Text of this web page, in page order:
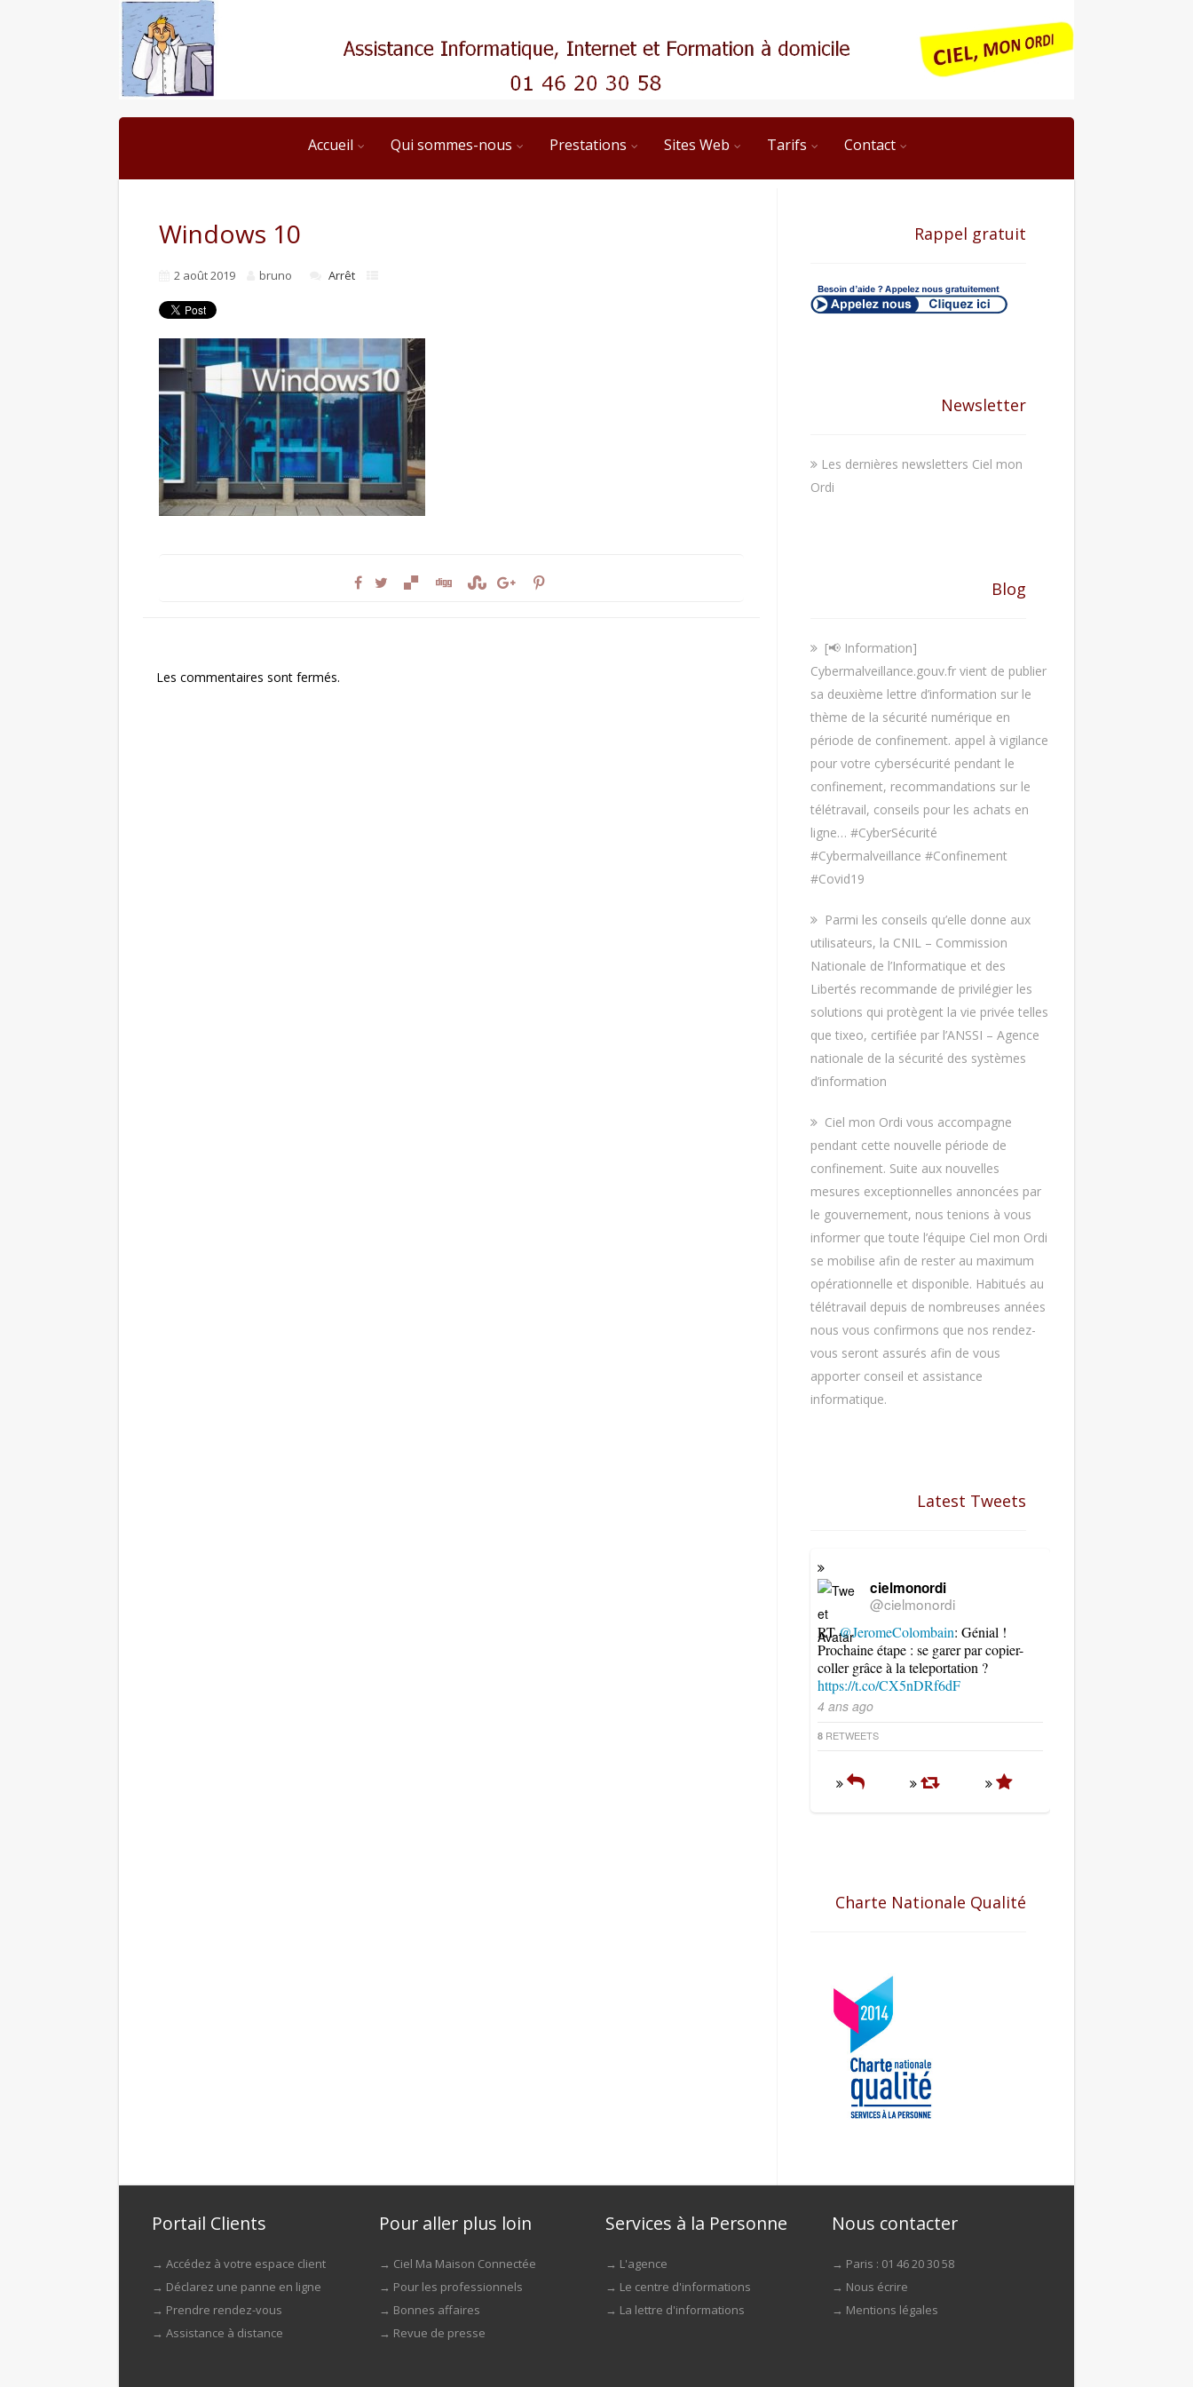
Accueil Qui sommes-nous Prestations Sites Web Tarifs Contact
Windows 10
2 août 2019 bruno Arrêt
Les commentaires sont fermés.
Rappel gratuit
Newsletter
Les dernières newsletters Ciel mon
Ordi
Blog
[📢 Information]
Cybermalveillance.gouv.fr vient de publier
sa deuxième lettre d’information sur le
thème de la sécurité numérique en
période de confinement. appel à vigilance
pour votre cybersécurité pendant le
confinement, recommandations sur le
télétravail, conseils pour les achats en
ligne… #CyberSécurité
#Cybermalveillance #Confinement
#Covid19
Parmi les conseils qu’elle donne aux
utilisateurs, la CNIL – Commission
Nationale de l’Informatique et des
Libertés recommande de privilégier les
solutions qui protègent la vie privée telles
que tixeo, certifiée par l’ANSSI – Agence
nationale de la sécurité des systèmes
d’information
Ciel mon Ordi vous accompagne
pendant cette nouvelle période de
confinement. Suite aux nouvelles
mesures exceptionnelles annoncées par
le gouvernement, nous tenions à vous
informer que toute l’équipe Ciel mon Ordi
se mobilise afin de rester au maximum
opérationnelle et disponible. Habitués au
télétravail depuis de nombreuses années
nous vous confirmons que nos rendez-
vous seront assurés afin de vous
apporter conseil et assistance
informatique.
Latest Tweets
cielmonordi
@cielmonordi
RT@JeromeColombain: Génial !
Prochaine étape : se garer par copier-
coller grâce à la teleportation ?
https://t.co/CX5nDRf6dF
4 ans ago
8 RETWEETS
Charte Nationale Qualité
Portail Clients
→Accédez à votre espace client
→ Déclarez une panne en ligne
→ Prendre rendez-vous
→Assistance à distance
Pour aller plus loin
→ Ciel Ma Maison Connectée
→ Pour les professionnels
→ Bonnes affaires
→ Revue de presse
Services à la Personne
→ L'agence
→ Le centre d'informations
→ La lettre d'informations
Nous contacter
→ Paris : 01 46 20 30 58
→ Nous écrire
→ Mentions légales